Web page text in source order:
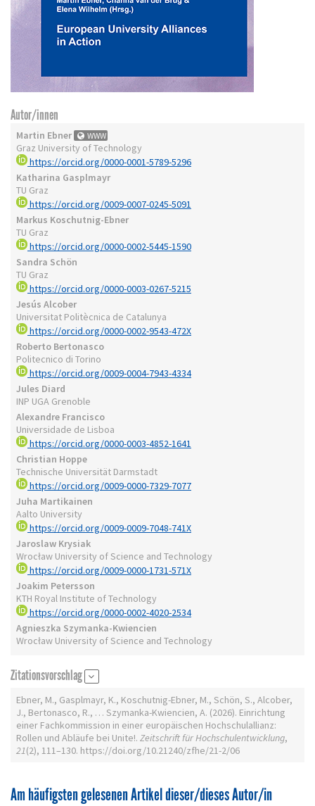
Autor/innen
Martin Ebner WWW
Graz University of Technology
https://orcid.org/0000-0001-5789-5296
Katharina Gasplmayr
TU Graz
https://orcid.org/0009-0007-0245-5091
Markus Koschutnig-Ebner
TU Graz
https://orcid.org/0000-0002-5445-1590
Sandra Schön
TU Graz
https://orcid.org/0000-0003-0267-5215
Jesús Alcober
Universitat Politècnica de Catalunya
https://orcid.org/0000-0002-9543-472X
Roberto Bertonasco
Politecnico di Torino
https://orcid.org/0009-0004-7943-4334
Jules Diard
INP UGA Grenoble
Alexandre Francisco
Universidade de Lisboa
https://orcid.org/0000-0003-4852-1641
Christian Hoppe
Technische Universität Darmstadt
https://orcid.org/0009-0000-7329-7077
Juha Martikainen
Aalto University
https://orcid.org/0009-0009-7048-741X
Jaroslaw Krysiak
Wrocław University of Science and Technology
https://orcid.org/0009-0000-1731-571X
Joakim Petersson
KTH Royal Institute of Technology
https://orcid.org/0000-0002-4020-2534
Agnieszka Szymanka-Kwiencien
Wrocław University of Science and Technology
Zitationsvorschlag
Ebner, M., Gasplmayr, K., Koschutnig-Ebner, M., Schön, S., Alcober,
J., Bertonasco, R., … Szymanka-Kwiencien, A. (2026). Einrichtung
einer Fachkommission in einer europäischen Hochschulallianz:
Rollen und Abläufe bei Unite!. Zeitschrift für Hochschulentwicklung,
21(2), 111–130. https://doi.org/10.21240/zfhe/21-2/06
Am häufigsten gelesenen Artikel dieser/dieses Autor/in